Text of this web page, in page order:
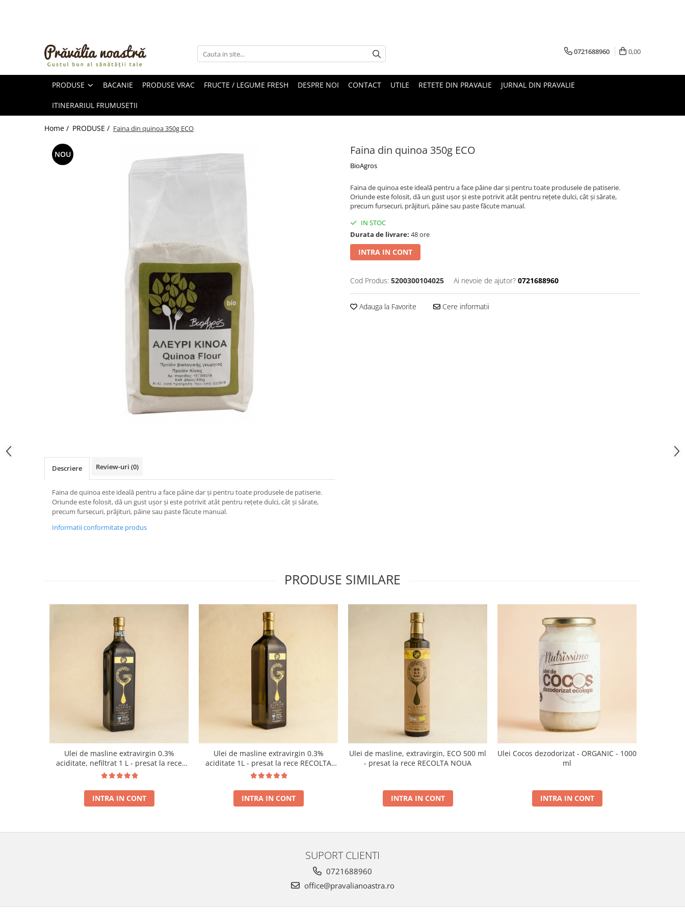
ULEIURI ȘI UNTURI
FRUCTE DESHIDRATATE
FRUCTE LA CONSERVĂ
OȚETURI ȘI SOSURI
0721688960 0,00
PRODUSE BACANIE PRODUSE VRAC FRUCTE / LEGUME FRESH DESPRE NOI CONTACT UTILE RETETE DIN PRAVALIE JURNAL DIN PRAVALIE
ITINERARIUL FRUMUSETII
Home / PRODUSE / Faina din quinoa 350g ECO
Faina din quinoa 350g ECO
BioAgros
NOU
Faina de quinoa este ideală pentru a face pâine dar și pentru toate produsele de patiserie.
Oriunde este folosit, dă un gust ușor și este potrivit atât pentru rețete dulci, cât și sărate,
precum fursecuri, prăjituri, pâine sau paste făcute manual.
IN STOC
Durata de livrare: 48 ore
INTRA IN CONT
Cod Produs: 5200300104025 Ai nevoie de ajutor? 0721688960
Adauga la Favorite Cere informatii
Descriere Review-uri (0)
Faina de quinoa este ideală pentru a face pâine dar și pentru toate produsele de patiserie.
Oriunde este folosit, dă un gust ușor și este potrivit atât pentru rețete dulci, cât și sărate,
precum fursecuri, prăjituri, pâine sau paste făcute manual.
Informatii conformitate produs
PRODUSE SIMILARE
Ulei de masline extravirgin 0.3%
aciditate, nefiltrat 1 L - presat la rece
RECOLTA NOUA
INTRA IN CONT
Ulei de masline extravirgin 0.3%
aciditate 1L - presat la rece RECOLTA
NOUA
INTRA IN CONT
Ulei de masline, extravirgin, ECO 500 ml
- presat la rece RECOLTA NOUA
INTRA IN CONT
Ulei Cocos dezodorizat - ORGANIC - 1000
ml
INTRA IN CONT
SUPORT CLIENTI
0721688960
office@pravalianoastra.ro